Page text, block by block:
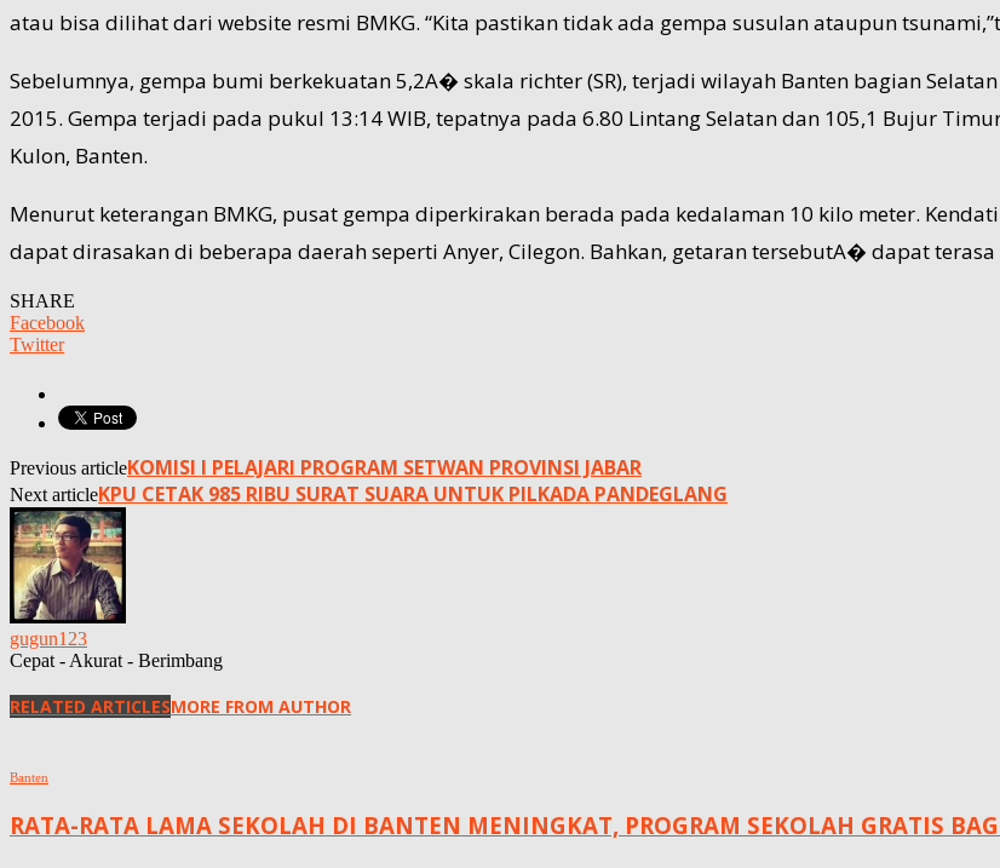
atau bisa dilihat dari website resmi BMKG. “Kita pastikan tidak ada gempa susulan ataupun
Sebelumnya, gempa bumi berkekuatan 5,2A� skala richter (SR), terjadi wilayah Banten bagian
2015. Gempa terjadi pada pukul 13:14 WIB, tepatnya pada 6.80 Lintang Selatan dan 105,1 Bujur
Kulon, Banten.
Menurut keterangan BMKG, pusat gempa diperkirakan berada pada kedalaman 10 kilo meter.
dapat dirasakan di beberapa daerah seperti Anyer, Cilegon. Bahkan, getaran tersebutA� dapat terasa
SHARE
Facebook
Twitter
Previous articleKOMISI I PELAJARI PROGRAM SETWAN PROVINSI JABAR
Next articleKPU CETAK 985 RIBU SURAT SUARA UNTUK PILKADA PANDEGLANG
gugun123
Cepat - Akurat - Berimbang
RELATED ARTICLESMORE FROM AUTHOR
Banten
RATA-RATA LAMA SEKOLAH DI BANTEN MENINGKAT, ‎PROGRAM SEKOLAH GRATIS